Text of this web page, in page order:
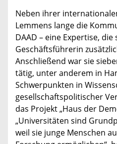
Neben ihrer
Lemmens lange die
DAAD – eine Expertise, die
Geschäftsführerin
Anschließend war sie
tätig, unter anderem in
Schwerpunkten in
gesellschaftspolitischer
das Projekt „Haus der
„Universitäten sind
weil sie junge Menschen